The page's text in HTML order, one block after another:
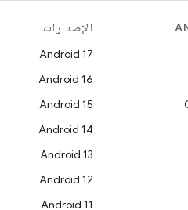
الإصدارات
Android 17
Android 16
Android 15
Android 14
Android 13
Android 12
Android 11